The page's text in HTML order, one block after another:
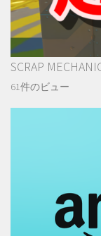
SCRAP
61件のビュー